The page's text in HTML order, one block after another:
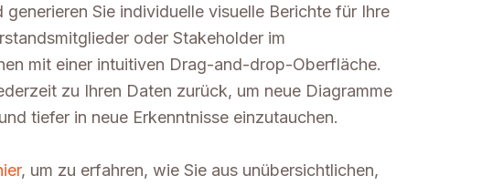
generieren Sie individuelle visuelle Berichte für Ihre
oder Stakeholder im
mit einer intuitiven Drag-and-drop-Oberfläche.
zu Ihren Daten zurück, um neue Diagramme
tiefer in neue Erkenntnisse einzutauchen.
, um zu erfahren, wie Sie aus unübersichtlichen,